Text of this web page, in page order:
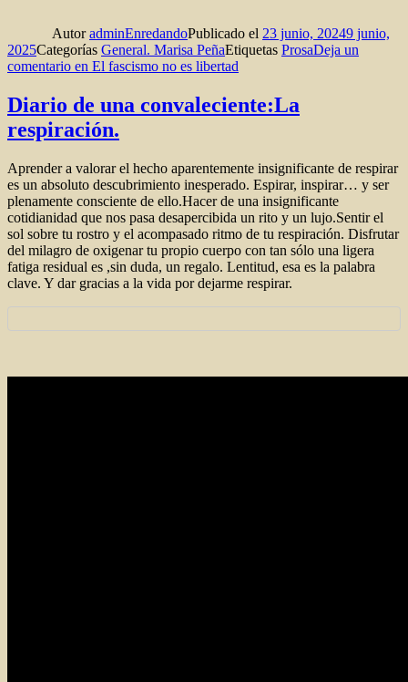
AutoradminEnredandoPublicado el 23 junio, 20249 junio,
2025Categorías General. Marisa PeñaEtiquetas ProsaDeja un
comentario en El fascismo no es libertad
Diario de una convaleciente:La
respiración.
Aprender a valorar el hecho aparentemente insignificante de respirar
es un absoluto descubrimiento inesperado. Espirar, inspirar… y ser
plenamente consciente de ello.Hacer de una insignificante
cotidianidad que nos pasa desapercibida un rito y un lujo.Sentir el
sol sobre tu rostro y el acompasado ritmo de tu respiración. Disfrutar
del milagro de oxigenar tu propio cuerpo con tan sólo una ligera
fatiga residual es ,sin duda, un regalo. Lentitud, esa es la palabra
clave. Y dar gracias a la vida por dejarme respirar.